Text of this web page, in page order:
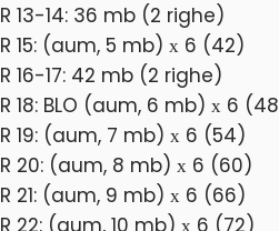
R 13-14: 36 mb (2 righe)
R 15: (aum, 5 mb) х 6 (42)
R 16-17: 42 mb (2 righe)
R 18: BLO (aum, 6 mb) х 6
R 19: (aum, 7 mb) х 6 (54)
R 20: (aum, 8 mb) х 6 (60)
R 21: (aum, 9 mb) х 6 (66)
R 22: (aum, 10 mb) х 6 (72)